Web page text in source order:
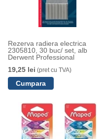
Rezerva radiera electrica
2305810, 30 buc/ set, alb
Derwent Professional
19,25 lei (pret cu TVA)